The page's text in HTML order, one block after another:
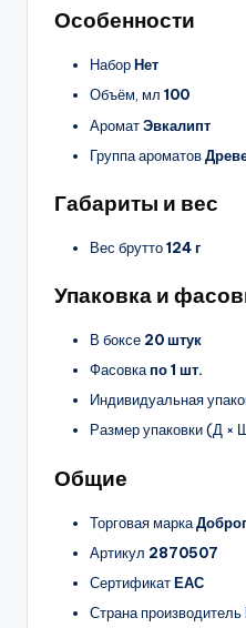
Особенности
НаборНет
Объём, мл 100
АроматЭвкалипт
Группа ароматов
Габариты и вес
Вес брутто124 г
Упаковка и
В боксе 20 штук
Фасовкапо 1 шт.
Индивидуальная
Размер упаковки (Д ×
Общие
Торговая марка
Артикул 2870507
СертификатЕАС
Страна производитель